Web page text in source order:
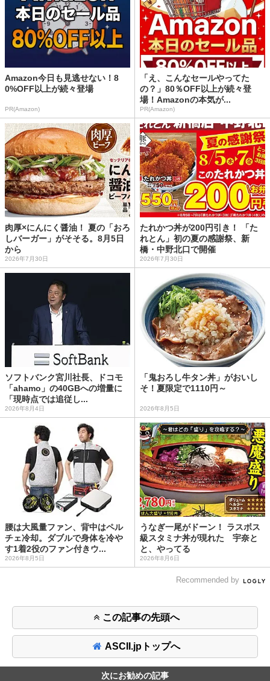
Amazon今日も見逃せない！8
0%OFF以上が続々登場
PR(Amazon)
「え、こんなセールやってた
の？」80％OFF以上が続々登
場！Amazonの本気が...
PR(Amazon)
肉厚×にんにく醤油！ 夏の「おろ
しバーガー」がそそる。8月5日
から
2026年7月30日
たれかつ丼が200円引き！ 「た
れとん」初の夏の感謝祭、新
橋・中野北口で開催
2026年7月30日
ソフトバンク宮川社長、ドコモ
「ahamo」の40GBへの増量に
「現時点では追従し...
2026年8月4日
「鬼おろし牛タン丼」がおいし
そ！夏限定で1110円～
2026年8月5日
腰は大風量ファン、背中はペル
チェ冷却。ダブルで身体を冷や
す1着2役のファン付きウ...
2026年8月5日
うなぎ一尾がドーン！ ラスボス
級スタミナ丼が現れた 宇奈と
と、やってる
2026年8月6日
Recommended by
この記事の先頭へ
ASCII.jpトップへ
次にお勧めの記事